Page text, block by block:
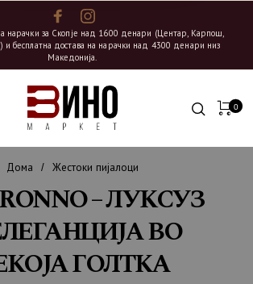
нарачки за Скопје над 1600 денари (Центар, Карпош,
бесплатна достава на нарачки над 4300 денари низ
Македонија.
0
Дома / Жестоки пијалоци
– ЛУКСУЗ
ВО
ГОЛТКА